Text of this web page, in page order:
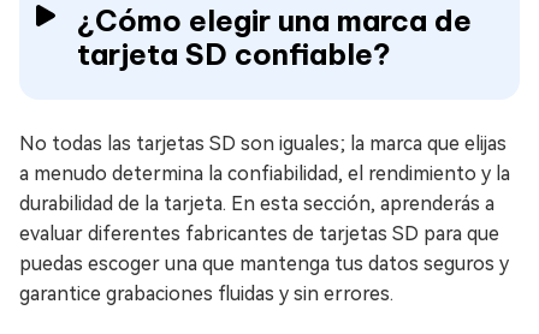
¿Cómo elegir una marca de
tarjeta SD confiable?
No todas las tarjetas SD son iguales; la marca que elijas
a menudo determina la confiabilidad, el rendimiento y la
durabilidad de la tarjeta. En esta sección, aprenderás a
evaluar diferentes fabricantes de tarjetas SD para que
puedas escoger una que mantenga tus datos seguros y
garantice grabaciones fluidas y sin errores.